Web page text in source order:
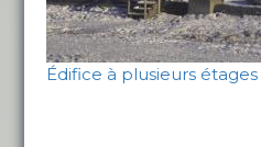
Édifice à plusieurs étages